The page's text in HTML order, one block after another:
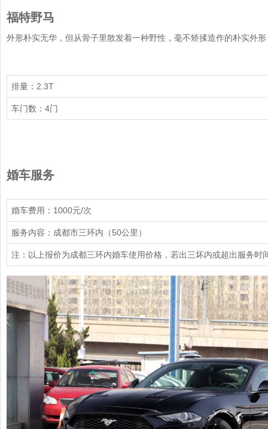
福特野马
外形朴实无华，但从骨子里散发着一种野性，毫不矫揉造作的朴实外
排量：2.3T
车门数：4门
婚车服务
婚车费用：1000元/次
服务内容：成都市三环内（50公里）
注：以上报价为成都三环内婚车使用价格，若出三坏内或超出服务时